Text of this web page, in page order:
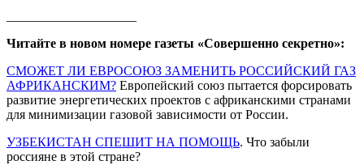
Читайте в новом номере газеты «Совершенно секретно»:
СМОЖЕТ ЛИ ЕВРОСОЮЗ ЗАМЕНИТЬ РОССИЙСКИЙ ГАЗ
АФРИКАНСКИМ? Европейский союз пытается форсировать
развитие энергетических проектов с африканскими странами
для минимизации газовой зависимости от России.
УЗБЕКИСТАН СПЕШИТ НА ПОМОЩЬ. Что забыли
россияне в этой стране?